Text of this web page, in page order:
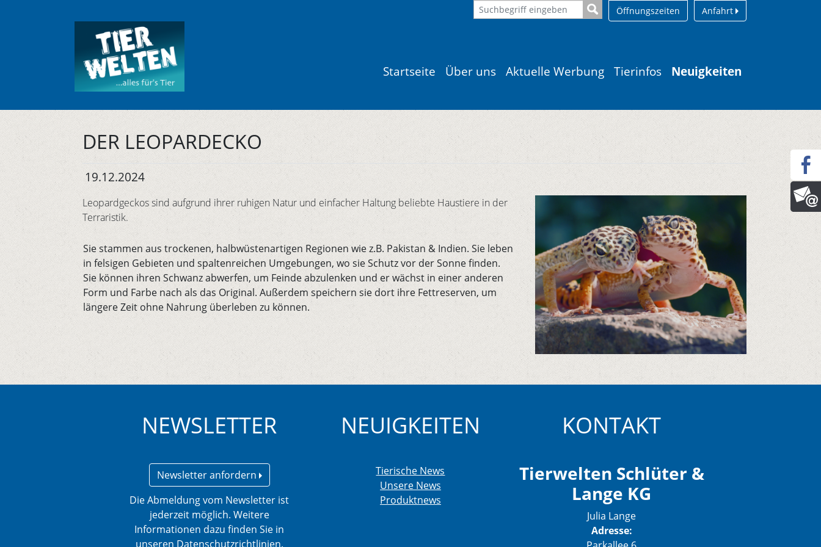
Öffnungszeiten Anfahrt
Startseite Über uns Aktuelle Werbung Tierinfos Neuigkeiten
DER LEOPARDECKO
19.12.2024
Leopardgeckos sind aufgrund ihrer ruhigen Natur und einfacher Haltung beliebte Haustiere in der
Terraristik.
Sie stammen aus trockenen, halbwüstenartigen Regionen wie z.B. Pakistan & Indien. Sie leben
in felsigen Gebieten und spaltenreichen Umgebungen, wo sie Schutz vor der Sonne finden.
Sie können ihren Schwanz abwerfen, um Feinde abzulenken und er wächst in einer anderen
Form und Farbe nach als das Original. Außerdem speichern sie dort ihre Fettreserven, um
längere Zeit ohne Nahrung überleben zu können.
NEWSLETTER
Newsletter anfordern
Die Abmeldung vom Newsletter ist
jederzeit möglich. Weitere
Informationen dazu finden Sie in
unseren Datenschutzrichtlinien.
NEUIGKEITEN
Tierische News
Unsere News
Produktnews
KONTAKT
Tierwelten Schlüter &
Lange KG
Julia Lange
Adresse: